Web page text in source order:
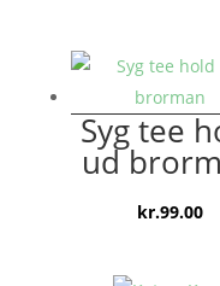
var:
Syg tee
ud
kr.99.00